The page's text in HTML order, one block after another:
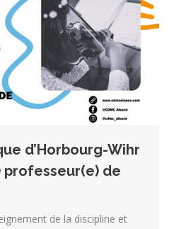
d’Horbourg-Wihr
de
de la discipline et